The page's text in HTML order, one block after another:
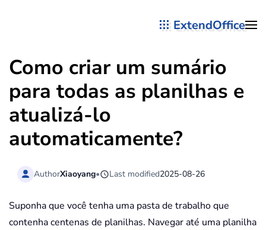
ExtendOffice
Como criar um sumário
para todas as planilhas e
atualizá-lo
automaticamente?
AuthorXiaoyang• Last modified2025-08-26
Suponha que você tenha uma pasta de trabalho que
contenha centenas de planilhas. Navegar até uma planilha